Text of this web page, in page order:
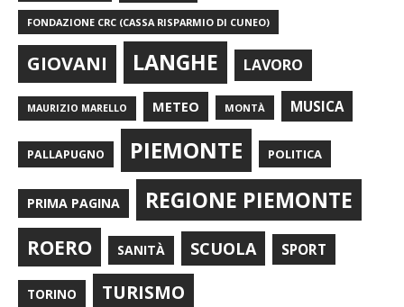
FONDAZIONE CRC (CASSA RISPARMIO DI CUNEO)
GIOVANI LANGHE LAVORO
MAURIZIO MARELLO METEO MONTÀ MUSICA
PALLAPUGNO PIEMONTE POLITICA
PRIMA PAGINA REGIONE PIEMONTE
ROERO SANITÀ SCUOLA SPORT
TORINO TURISMO